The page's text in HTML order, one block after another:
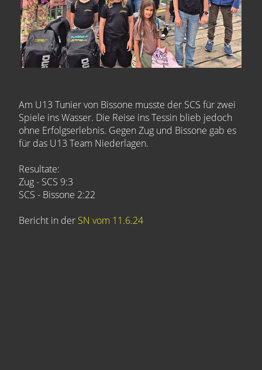
Am U13 Tunier von Bissone musste der SCS für zwei
Spiele ins Wasser. Die Reise ins Tessin blieb jedoch
ohne Erfolgserlebnis. Gegen Zug und Bissone gab es
für das U13 Team Niederlagen.
Resultate:
Zug - SCS 9:3
SCS - Bissone 2:22
Bericht in der SN vom 11.6.24